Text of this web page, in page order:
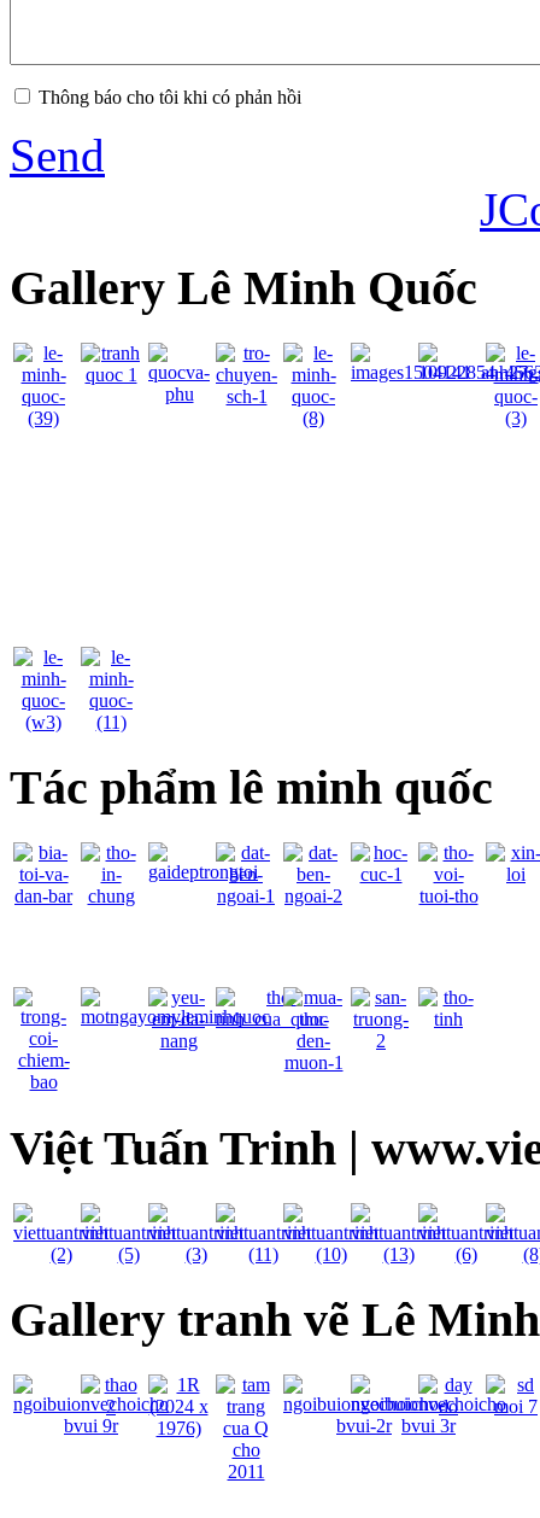
Thông báo cho tôi khi có phản hồi
Send
Gallery Lê Minh Quốc
Tác phẩm lê minh quốc
Việt Tuấn Trinh |
Gallery tranh vẽ Lê